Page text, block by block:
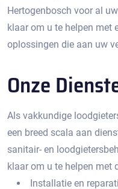
Hertogenbosch voor al
klaar om u te helpen met
oplossingen die aan uw
Onze
Als vakkundige
een breed scala aan
sanitair- en
klaar om u te helpen met
Installatie en